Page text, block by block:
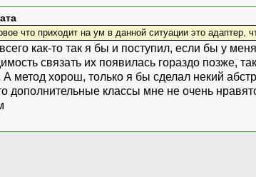
что приходит на ум в данной ситуации это адаптер,
как-то так я бы и поступил, если бы у
связать их появилась гораздо позже,
А метод хорош, только я бы сделал некий
дополнительные классы мне не очень